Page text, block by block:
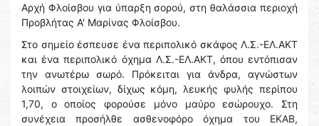
Αρχή Φλοίσβου για ύπαρξη σορού, στη θαλάσσια περιοχή
Προβλήτας Α' Μαρίνας Φλοίσβου.
Στο σημείο έσπευσε ένα περιπολικό σκάφος Λ.Σ.-ΕΛ.ΑΚΤ
και ένα περιπολικό όχημα Λ.Σ.-ΕΛ.ΑΚΤ, όπου εντόπισαν
την ανωτέρω σωρό. Πρόκειται για άνδρα, αγνώστων
λοιπών στοιχείων, δίχως κόμη, λευκής φυλής περίπου
1,70, ο οποίος φορούσε μόνο μαύρο εσώρουχο. Στη
συνέχεια προσήλθε ασθενοφόρο όχημα του ΕΚΑΒ,